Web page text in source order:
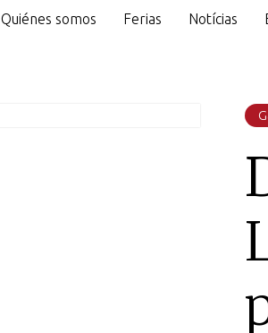
Quiénes somos Ferias Notícias